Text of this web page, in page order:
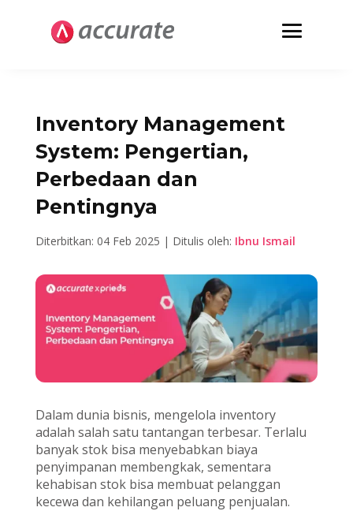
Inventory Management
System: Pengertian,
Perbedaan dan
Pentingnya
Diterbitkan: 04 Feb 2025 | Ditulis oleh: Ibnu Ismail
Dalam dunia bisnis, mengelola inventory
adalah salah satu tantangan terbesar. Terlalu
banyak stok bisa menyebabkan biaya
penyimpanan membengkak, sementara
kehabisan stok bisa membuat pelanggan
kecewa dan kehilangan peluang penjualan.